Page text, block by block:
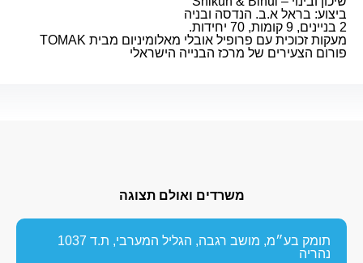
ביצוע: בראל א.ב. הנדסה ובניה
2 בניינים, 9 קומות, 70 יחידות.
מעקות זכוכית עם פרופיל אובלי מאלומיניום מבית TOMAK
פורום הצעירים של מרכז הבנייה הישראלי
משרדים ואולם תצוגה
תומק בע״מ, מושב רגבה, הגליל המערבי, ת.ד 1037
נהריה